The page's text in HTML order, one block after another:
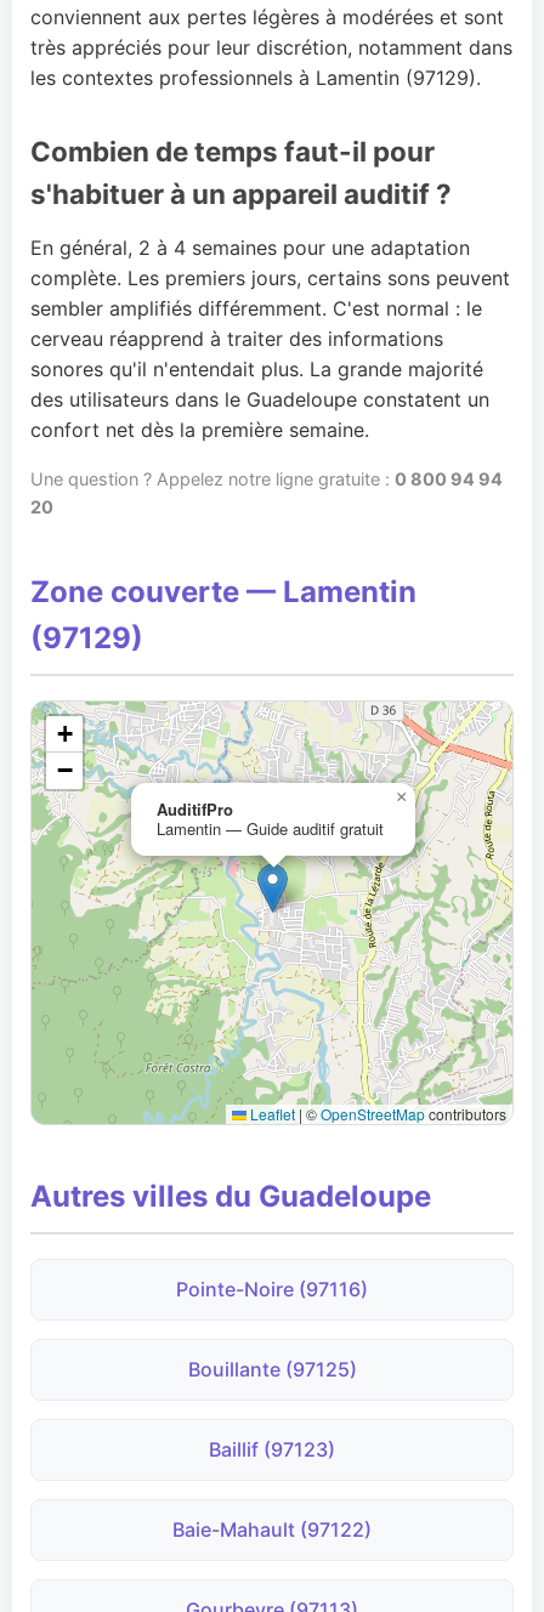
conviennent aux pertes légères à modérées et sont
très appréciés pour leur discrétion, notamment dans
les contextes professionnels à Lamentin (97129).
Combien de temps faut-il pour
s'habituer à un appareil auditif ?
En général, 2 à 4 semaines pour une adaptation
complète. Les premiers jours, certains sons peuvent
sembler amplifiés différemment. C'est normal : le
cerveau réapprend à traiter des informations
sonores qu'il n'entendait plus. La grande majorité
des utilisateurs dans le Guadeloupe constatent un
confort net dès la première semaine.
Une question ? Appelez notre ligne gratuite : 0 800 94 94
20
Zone couverte — Lamentin
(97129)
AuditifPro
Lamentin — Guide auditif gratuit
×
+
−
Leaflet | ©OpenStreetMapcontributors
Autres villes du Guadeloupe
Pointe-Noire (97116)
Bouillante (97125)
Baillif (97123)
Baie-Mahault (97122)